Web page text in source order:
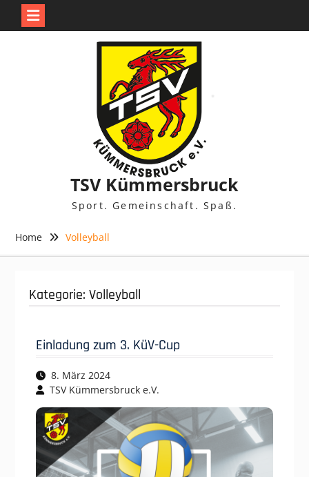
TSV Kümmersbruck
Sport. Gemeinschaft. Spaß.
Home Volleyball
Kategorie: Volleyball
Einladung zum 3. KüV-Cup
8. März 2024
TSV Kümmersbruck e.V.